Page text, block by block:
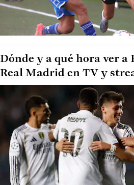
Dónde y a qué hora ver a
Real Madrid en TV y